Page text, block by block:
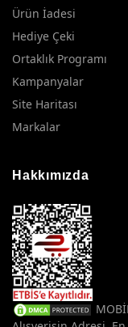
Ürün İadesi
Hediye Çeki
Ortaklık Programı
Kampanyalar
Site Haritası
Markalar
Hakkımızda